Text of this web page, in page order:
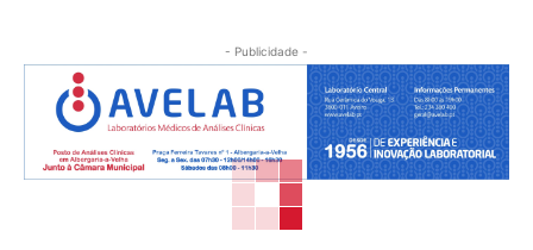
- Publicidade -